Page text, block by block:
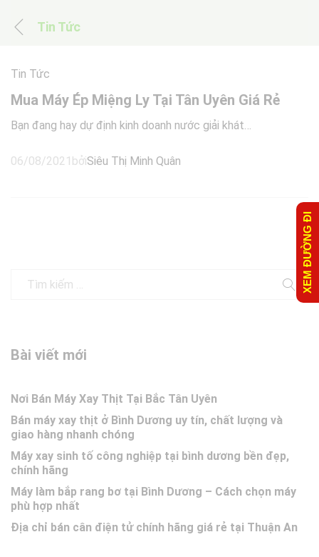
Tin Tức
Tin Tức
Mua Máy Ép Miệng Ly Tại Tân Uyên Giá Rẻ
Bạn đang hay dự định kinh doanh nước giải khát…
06/08/2021 bởiSiêu Thị Minh Quân
Bài viết mới
Nơi Bán Máy Xay Thịt Tại Bắc Tân Uyên
Bán máy xay thịt ở Bình Dương uy tín, chất lượng và
giao hàng nhanh chóng
Máy xay sinh tố công nghiệp tại bình dương bền đẹp,
chính hãng
Máy làm bắp rang bơ tại Bình Dương – Cách chọn máy
phù hợp nhất
Địa chỉ bán cân điện tử chính hãng giá rẻ tại Thuận An
XEM ĐƯỜNG ĐI